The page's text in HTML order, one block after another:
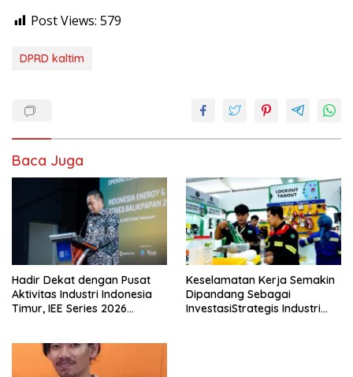
Post Views: 579
DPRD kaltim
Baca Juga
Hadir Dekat dengan Pusat
Aktivitas Industri Indonesia
Timur, IEE Series 2026
Keselamatan Kerja Semakin
Dipandang Sebagai
InvestasiStrategis Industri